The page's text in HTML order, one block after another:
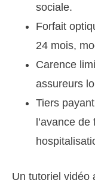
sociale.
Forfait
24 mois,
Carence
assureurs
Tiers
l’avance
Un tutoriel vidéo